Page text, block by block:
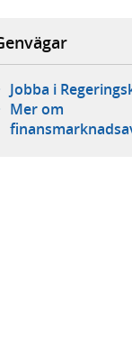
Jobba i
Mer om